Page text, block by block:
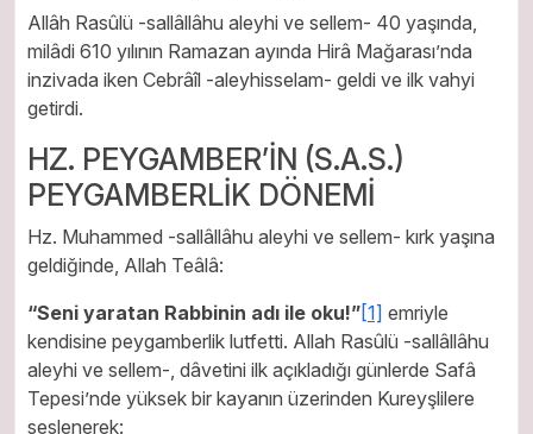
Allâh Rasûlü -sallâllâhu aleyhi ve sellem- 40 yaşında,
milâdi 610 yılının Ramazan ayında Hirâ Mağarası’nda
inzivada iken Cebrâîl -aleyhisselam- geldi ve ilk vahyi
getirdi.
HZ. PEYGAMBER’İN (S.A.S.)
PEYGAMBERLİK DÖNEMİ
Hz. Muhammed -sallâllâhu aleyhi ve sellem- kırk yaşına
geldiğinde, Allah Teâlâ:
“Seni yaratan Rabbinin adı ile oku!”[1] emriyle
kendisine peygamberlik lutfetti. Allah Rasûlü -sallâllâhu
aleyhi ve sellem-, dâvetini ilk açıkladığı günlerde Safâ
Tepesi’nde yüksek bir kayanın üzerinden Kureyşlilere
seslenerek: